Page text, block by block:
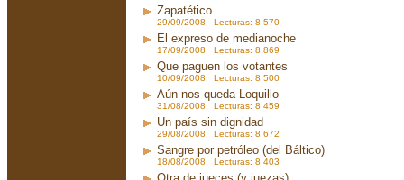
Zapatético
29/09/2008 Lecturas: 8.570
El expreso de medianoche
17/09/2008 Lecturas: 8.869
Que paguen los votantes
10/09/2008 Lecturas: 8.500
Aún nos queda Loquillo
31/08/2008 Lecturas: 8.459
Un país sin dignidad
29/08/2008 Lecturas: 8.672
Sangre por petróleo (del Báltico)
18/08/2008 Lecturas: 8.403